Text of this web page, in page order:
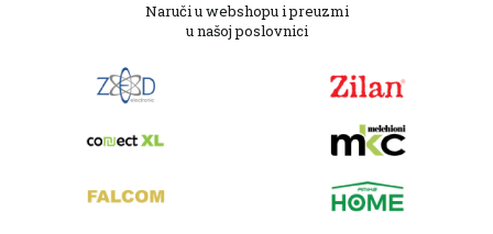
Naruči u webshopu i preuzmi
u našoj poslovnici